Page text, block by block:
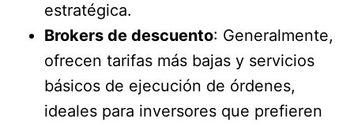
estratégica.
Brokers de descuento: Generalmente,
ofrecen tarifas más bajas y servicios
básicos de ejecución de órdenes,
ideales para inversores que prefieren